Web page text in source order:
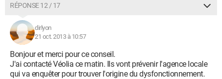
RÉPONSE 12 / 17
dirlyon
21 oct. 2013 à 10:57
Bonjour et merci pour ce conseil.
J'ai contacté Véolia ce matin. Ils vont prévenir l'agence locale
qui va enquêter pour trouver l'origine du dysfonctionnement.